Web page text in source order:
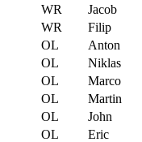
WR
Jacob
WR
Filip
OL
Anton
OL
Niklas
OL
Marco
OL
Martin
OL
John
OL
Eric